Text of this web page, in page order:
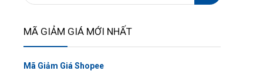
MÃ GIẢM GIÁ MỚI NHẤT
Mã Giảm Giá Shopee